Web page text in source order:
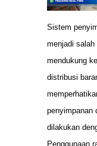
Sistem
menjadi
mendukung
distribusi
penyimpanan
dilakukan
Penggunaan